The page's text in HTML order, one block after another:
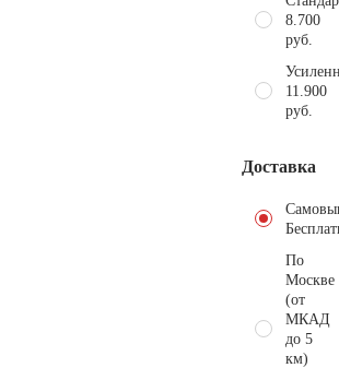
8.700
руб.
11.900
руб.
Доставка
По
Москве
(от
МКАД
до 5
км)